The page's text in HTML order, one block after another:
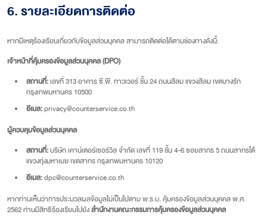
6. รายละเอียดการติดต่อ
หากมีเหตุร้องเรียนเกี่ยวกับข้อมูลส่วนบุคคล สามารถติดต่อได้ตามช่องทางดังนี้:
เจ้าหน้าที่คุ้มครองข้อมูลส่วนบุคคล (DPO)
สถานที่:เลขที่ 313 อาคาร ซี.พี. ทาวเวอร์ ชั้น 24 ถนนสีลม แขวงสีลม เขตบางรัก
กรุงเทพมหานคร 10500
อีเมล:privacy@counterservice.co.th
ผู้ควบคุมข้อมูลส่วนบุคคล
สถานที่:บริษัท เคาน์เตอร์เซอร์วิส จำกัด เลขที่ 119 ชั้น 4-6 ซอยสาทร 5 ถนนสาทรใต้
แขวงทุ่งมหาเมฆ เขตสาทร กรุงเทพมหานคร 10120
อีเมล:dpc@counterservice.co.th
หากท่านเห็นว่าการประมวลผลข้อมูลไม่เป็นไปตาม พ.ร.บ. คุ้มครองข้อมูลส่วนบุคคล พ.ศ.
2562 ท่านมีสิทธิร้องเรียนไปยังสำนักงานคณะกรรมการคุ้มครองข้อมูลส่วนบุคคล